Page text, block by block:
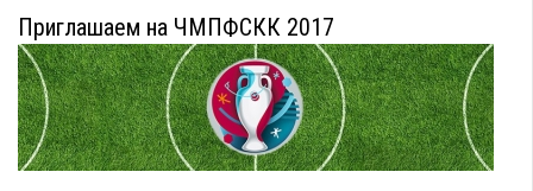
Приглашаем на ЧМПФСКК 2017